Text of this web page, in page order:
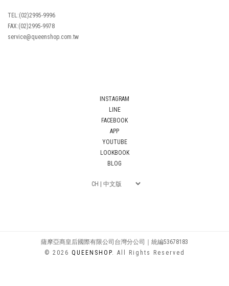
TEL:(02)2995-9996
FAX:(02)2995-9978
service@queenshop.com.tw
INSTAGRAM
LINE
FACEBOOK
APP
YOUTUBE
LOOKBOOK
BLOG
薩摩亞商皇后國際有限公司台灣分公司｜統編53678183
© 2026 QUEENSHOP. All Rights Reserved